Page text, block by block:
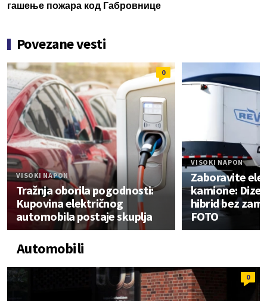
гашење пожара код Габровнице
Povezane vesti
0
VISOKI NAPON
Tražnja oborila pogodnosti:
Kupovina električnog
automobila postaje skuplja
VISOKI NAPON
Zaboravite
kamione:
hibrid bez
FOTO
Automobili
0